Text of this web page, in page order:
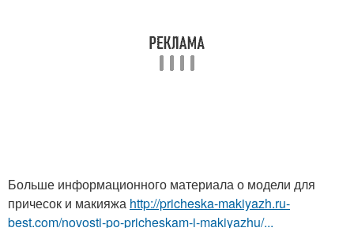
Больше информационного материала о модели для
причесок и макияжа http://pricheska-makiyazh.ru-
best.com/novosti-po-pricheskam-i-makiyazhu/...